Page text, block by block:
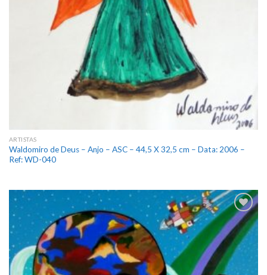
ARTISTAS
Waldomiro de Deus – Anjo – ASC – 44,5 X 32,5 cm – Data: 2006 –
Ref: WD-040
Add
to
wishlist